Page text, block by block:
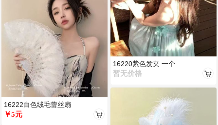
16222白色绒毛蕾丝扇
￥5元
16220紫色发夹 一个
暂无价格